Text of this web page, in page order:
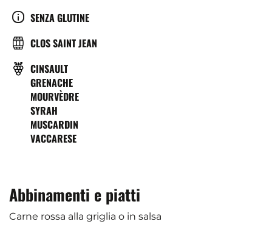
SERVICE
(°C)
CULTURE
SENZA GLUTINE
BRASSERIE
CLOS SAINT JEAN
VITIGNO
CINSAULT
GRENACHE
MOURVÈDRE
SYRAH
MUSCARDIN
VACCARESE
Abbinamenti e piatti
Carne rossa alla griglia o in salsa